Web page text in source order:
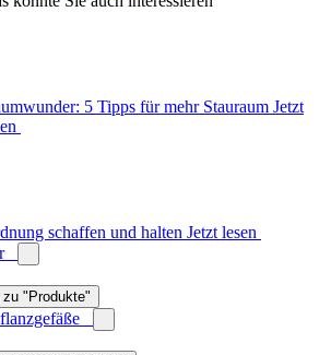
Alles zu "Outdoor-Möbel"
Textilien
Picknickdecken
Alles zu "Outdoor-Textilien"
Beleuchtung
Zurück zu "Outdoor"